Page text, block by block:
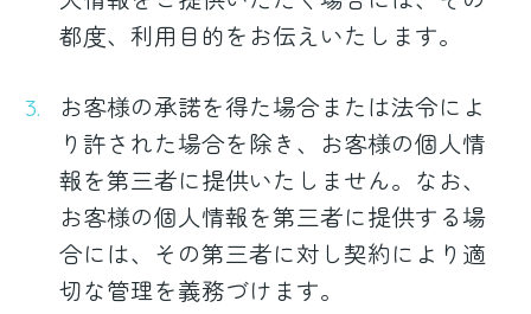
都度、利用目的をお伝えいたします。
お客様の承諾を得た場合または法令によ
り許された場合を除き、お客様の個人情
報を第三者に提供いたしません。なお、
お客様の個人情報を第三者に提供する場
合には、その第三者に対し契約により適
切な管理を義務づけます。